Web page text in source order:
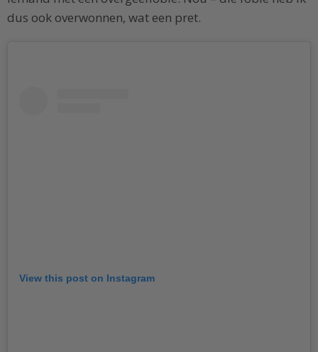
dus ook overwonnen, wat een pret.
View this post on Instagram